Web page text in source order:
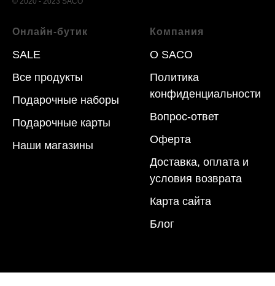
Онлайн-бутик
SALE
Все продукты
Подарочные наборы
Подарочные карты
Наши магазины
Компания
O SACO
Политика
конфиденциальности
Вопрос-ответ
Оферта
Доставка, оплата и
условия возврата
Карта сайта
Блог